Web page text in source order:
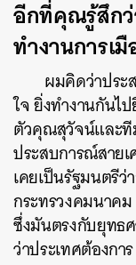
อีกที่คุณรู้สึก
ทำงานการเ
ผมคิดว่าประ
ใจ ยิ่งทำงานกันไ
ตัวคุณสุวัจน์และ
ประสบการณ์สาย
เคยเป็นรัฐมนตรีว่
กระทรวงคมนาค
ซึ่งมันตรงกับยุทธ
ว่าประเทศต้องการ